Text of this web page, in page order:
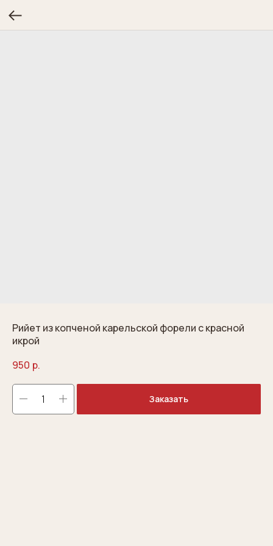
Рийет из копченой карельской форели с красной
икрой
950 р.
Заказать